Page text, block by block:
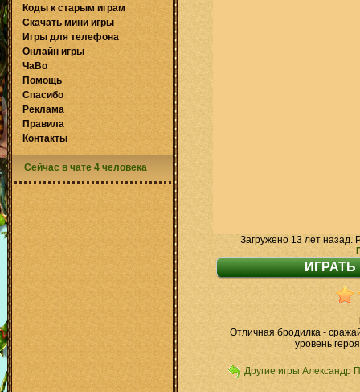
Загружено 13 лет назад.
Отличная бродилка -
уровень
Другие игры Александр
Коды к старым играм
Скачать мини игры
Игры для телефона
Онлайн игры
ЧаВо
Помощь
Спасибо
Реклама
Правила
Контакты
Сейчас в чате 4 человека